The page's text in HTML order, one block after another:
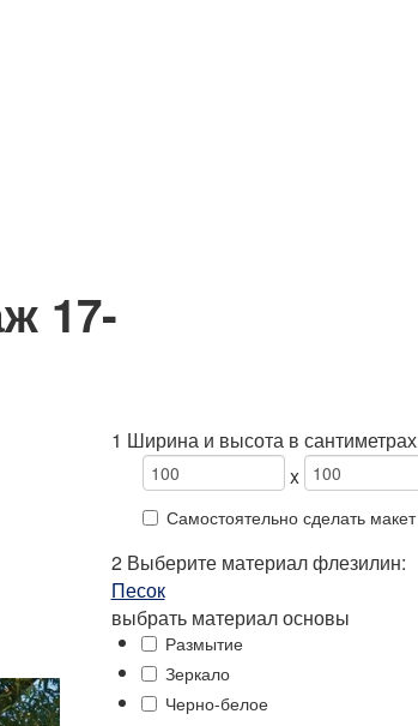
17-
1 Ширина и высота в сантиметрах
x
Самостоятельно сделать макет
2Выберитематериал флезилин:
Песок
выбрать материал основы
Размытие
Зеркало
Черно-белое